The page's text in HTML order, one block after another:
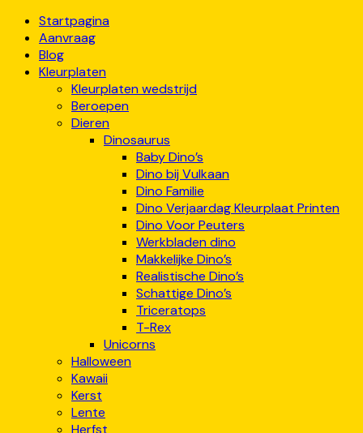
Startpagina
Aanvraag
Blog
Kleurplaten
Kleurplaten wedstrijd
Beroepen
Dieren
Dinosaurus
Baby Dino’s
Dino bij Vulkaan
Dino Familie
Dino Verjaardag Kleurplaat Printen
Dino Voor Peuters
Werkbladen dino
Makkelijke Dino’s
Realistische Dino’s
Schattige Dino’s
Triceratops
T-Rex
Unicorns
Halloween
Kawaii
Kerst
Lente
Herfst